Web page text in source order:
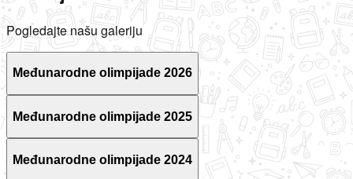
Pogledajte našu galeriju
Međunarodne olimpijade 2026
Međunarodne olimpijade 2025
Međunarodne olimpijade 2024